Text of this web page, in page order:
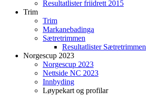
Resultatlister friidrett 2015
Trim
Trim
Markanebadinga
Sætretrimmen
Resultatlister Sætretrimmen
Norgescup 2023
Norgescup 2023
Nettside NC 2023
Innbyding
Løypekart og profilar